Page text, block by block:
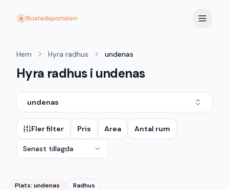
Hem Hyra radhus undenas
Hyra radhus i undenas
undenas
Fler filter Pris Area Antal rum
Senast tillagda
Plats: undenas Radhus